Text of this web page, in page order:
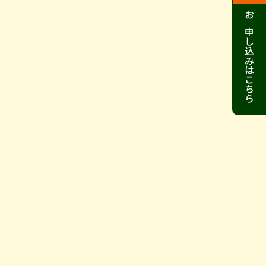
お申し込みは
こちら